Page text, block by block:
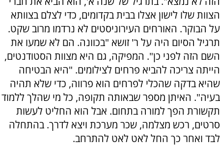
הצוות שלו לישון אצלו בבית בקדומים, כדי לצלם בצוותא
על הבוקר. האורחים העירוניסטים לא נרדמו מרוב שקט.
תרגיל הסיום היה על ר' זושא "בכוונה. הם לא שמעו את
השם הזה לפני כן". המפיקה, גם היא מצוות הסטודנטים,
הייתה צריכה להביא פרחים לצילומים. "היא הבטיחה
שהיא בדקה שהכלי לפרחים הוא פרווה, כדי שלא תהיה
בעיה". האיתן מספר שבאותה תקופה, כל מי שהלך ללמוד
תקשורת הפך למורה בתחום. אבל הוא החליט לעשות
סרטים, רכש מצלמה, שכר מערכת ויצא לדרך. בהתחלה
לבד ואחר כך החל לאט לאט להתרחב.